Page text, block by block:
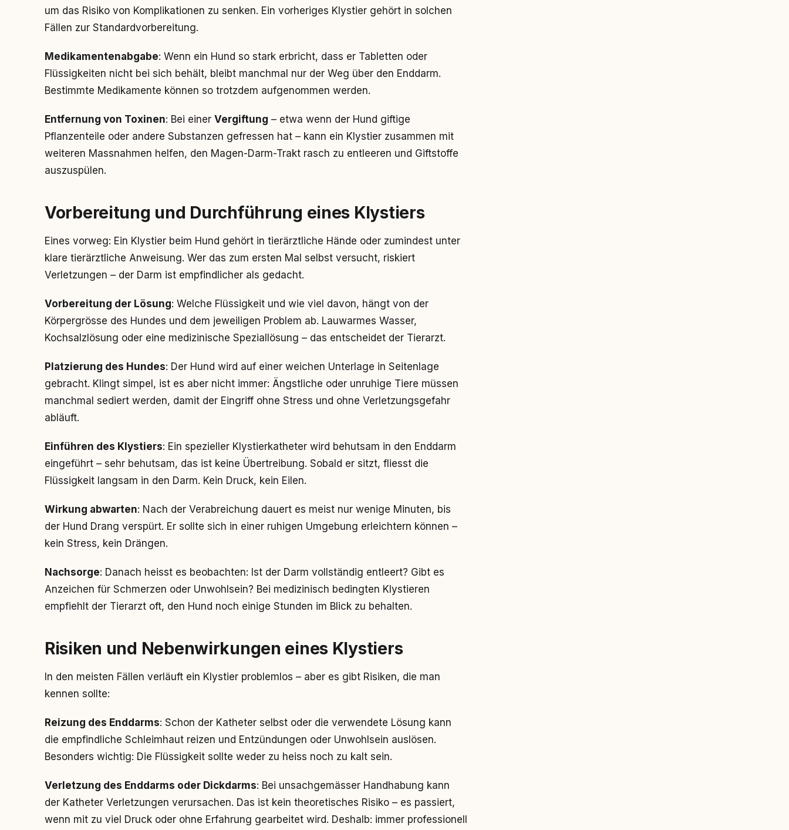
um das Risiko von Komplikationen zu senken. Ein vorheriges Klystier gehört in solchen
Fällen zur Standardvorbereitung.
Medikamentenabgabe: Wenn ein Hund so stark erbricht, dass er Tabletten oder
Flüssigkeiten nicht bei sich behält, bleibt manchmal nur der Weg über den Enddarm.
Bestimmte Medikamente können so trotzdem aufgenommen werden.
Entfernung von Toxinen: Bei einer Vergiftung – etwa wenn der Hund giftige
Pflanzenteile oder andere Substanzen gefressen hat – kann ein Klystier zusammen mit
weiteren Massnahmen helfen, den Magen-Darm-Trakt rasch zu entleeren und Giftstoffe
auszuspülen.
Vorbereitung und Durchführung eines Klystiers
Eines vorweg: Ein Klystier beim Hund gehört in tierärztliche Hände oder zumindest unter
klare tierärztliche Anweisung. Wer das zum ersten Mal selbst versucht, riskiert
Verletzungen – der Darm ist empfindlicher als gedacht.
Vorbereitung der Lösung: Welche Flüssigkeit und wie viel davon, hängt von der
Körpergrösse des Hundes und dem jeweiligen Problem ab. Lauwarmes Wasser,
Kochsalzlösung oder eine medizinische Speziallösung – das entscheidet der Tierarzt.
Platzierung des Hundes: Der Hund wird auf einer weichen Unterlage in Seitenlage
gebracht. Klingt simpel, ist es aber nicht immer: Ängstliche oder unruhige Tiere müssen
manchmal sediert werden, damit der Eingriff ohne Stress und ohne Verletzungsgefahr
abläuft.
Einführen des Klystiers: Ein spezieller Klystierkatheter wird behutsam in den Enddarm
eingeführt – sehr behutsam, das ist keine Übertreibung. Sobald er sitzt, fliesst die
Flüssigkeit langsam in den Darm. Kein Druck, kein Eilen.
Wirkung abwarten: Nach der Verabreichung dauert es meist nur wenige Minuten, bis
der Hund Drang verspürt. Er sollte sich in einer ruhigen Umgebung erleichtern können –
kein Stress, kein Drängen.
Nachsorge: Danach heisst es beobachten: Ist der Darm vollständig entleert? Gibt es
Anzeichen für Schmerzen oder Unwohlsein? Bei medizinisch bedingten Klystieren
empfiehlt der Tierarzt oft, den Hund noch einige Stunden im Blick zu behalten.
Risiken und Nebenwirkungen eines Klystiers
In den meisten Fällen verläuft ein Klystier problemlos – aber es gibt Risiken, die man
kennen sollte:
Reizung des Enddarms: Schon der Katheter selbst oder die verwendete Lösung kann
die empfindliche Schleimhaut reizen und Entzündungen oder Unwohlsein auslösen.
Besonders wichtig: Die Flüssigkeit sollte weder zu heiss noch zu kalt sein.
Verletzung des Enddarms oder Dickdarms: Bei unsachgemässer Handhabung kann
der Katheter Verletzungen verursachen. Das ist kein theoretisches Risiko – es passiert,
wenn mit zu viel Druck oder ohne Erfahrung gearbeitet wird. Deshalb: immer professionell